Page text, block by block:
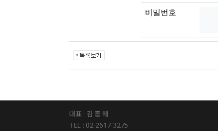
비밀번호
대표 : 김 종 해
TEL : 02-2617-3275